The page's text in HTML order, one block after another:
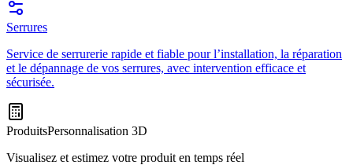
Serrures
Service de serrurerie rapide et fiable pour l’installation, la réparation
et le dépannage de vos serrures, avec intervention efficace et
sécurisée.
ProduitsPersonnalisation 3D
Visualisez et estimez votre produit en temps réel